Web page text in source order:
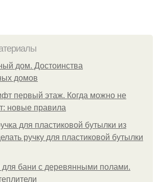
дом. Достоинства
домов
первый этаж. Когда можно не
новые правила
для пластиковой бутылки из
ручку для пластиковой бутылки
для бани с деревянными полами.